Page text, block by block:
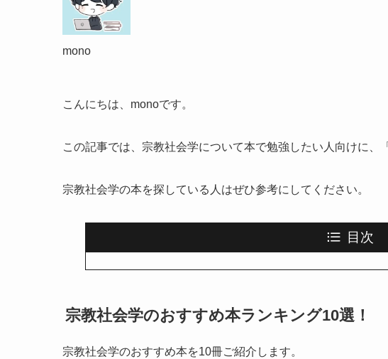
mono
こんにちは、monoです。
この記事では、宗教社会学について本で勉強したい人向けに、「
宗教社会学の本を探している人はぜひ参考にしてください。
目次
宗教社会学のおすすめ本ランキング10選！
宗教社会学のおすすめ本を10冊ご紹介します。